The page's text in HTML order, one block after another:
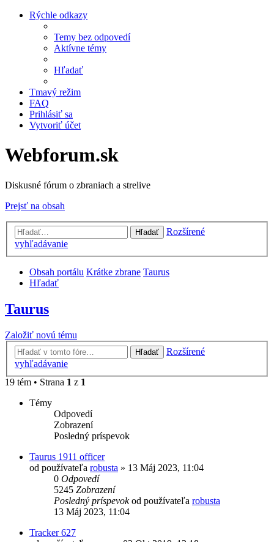
Rýchle odkazy
Temy bez odpovedí
Aktívne témy
Hľadať
Tmavý režim
FAQ
Prihlásiť sa
Vytvoriť účet
Webforum.sk
Diskusné fórum o zbraniach a strelive
Prejsť na obsah
Hľadať
Rozšírené
vyhľadávanie
Obsah portálu Krátke zbrane Taurus
Hľadať
Taurus
Založiť novú tému
Hľadať
Rozšírené
vyhľadávanie
19 tém • Strana 1 z 1
Témy
Odpovedí
Zobrazení
Posledný príspevok
Taurus 1911 officer
od používateľa robusta » 13 Máj 2023, 11:04
0 Odpovedí
5245 Zobrazení
Posledný príspevokod používateľa robusta
13 Máj 2023, 11:04
Tracker 627